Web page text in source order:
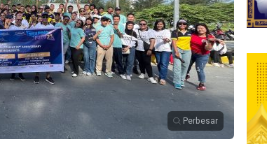
Perbesar